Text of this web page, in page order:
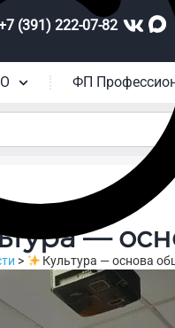
(391) 222-07-82
ФП
—
> Культура — основа